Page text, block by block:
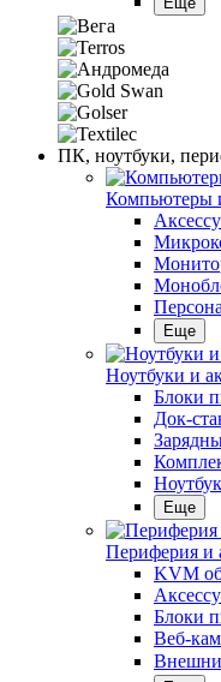
ПК, ноутбуки,
Компьютеры
Еще
Ноутбуки и
Блоки
Док-
Еще
Периферия и
KVM
Блоки
Веб-